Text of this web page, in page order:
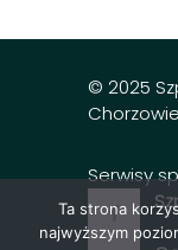
© 2025
Chorzowie
Serwisy
Ta strona
najwyższym